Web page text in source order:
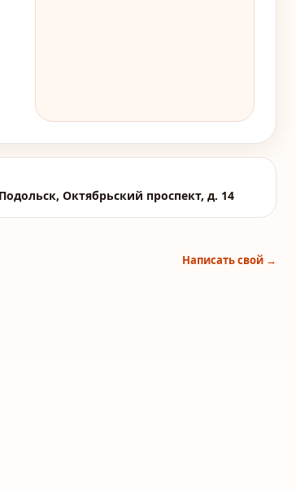
Подольск, Октябрьский проспект, д. 14
Написать свой →